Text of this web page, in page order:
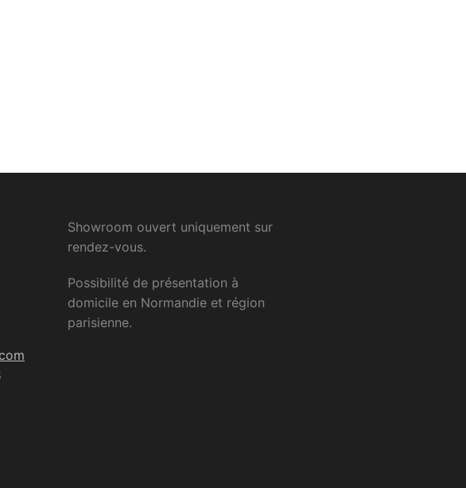
Showroom ouvert uniquement sur
rendez-vous.
Possibilité de présentation à
domicile en Normandie et région
parisienne.